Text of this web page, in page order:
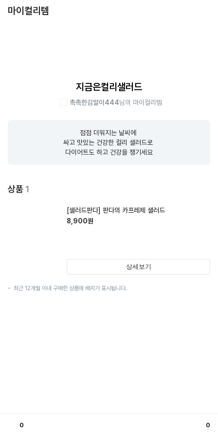
마이컬리템
지금은컬리샐러드
촉촉한김말이444님의 마이컬리템
점점 더워지는 날씨에
싸고 맛있는 건강한 컬리 샐러드로
다이어트도 하고 건강을 챙기세요
상품 1
[샐러드판다] 판다의 카프레제 샐러드
8,900원
상세보기
최근 12개월 이내 구매한 상품에 배지가 표시됩니다.
0 0